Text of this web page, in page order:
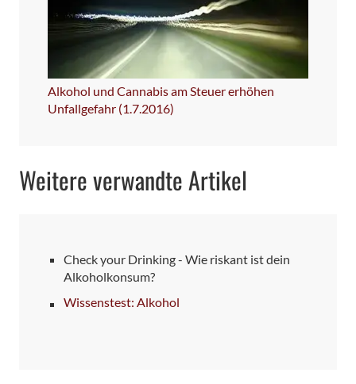
Alkohol und Cannabis am Steuer erhöhen
Unfallgefahr (1.7.2016)
Weitere verwandte Artikel
Check your Drinking - Wie riskant ist dein
Alkoholkonsum?
Wissenstest: Alkohol